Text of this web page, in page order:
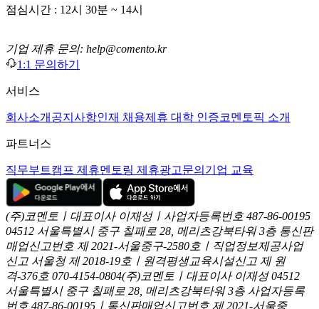
점심시간 : 12시 30분 ~ 14시
기업 제휴 문의: help@comento.kr
1:1 문의하기
서비스
회사소개 공지사항인재 채용제휴 대학 인증코멘토픽 소개
파트너스
직무부트캠프 제휴멘토링 제휴광고문의 기업 교육
(주)코멘토ㅣ대표이사 이재성ㅣ사업자등록번호 487-86-00195
04512 서울특별시 중구 칠패로 28, 메리츠강북타워 3층 통신판
매업신고번호 제 2021-서울중구-2580호ㅣ직업정보제공사업
신고 서울청 제 2018-19호ㅣ원격평생교육시설신고 제 원
격-376호 070-4154-0804(주)코멘토ㅣ대표이사 이재성 04512
서울특별시 중구 칠패로 28, 메리츠강북타워 3층 사업자등록
번호 487-86-00195ㅣ통신판매업신고번호 제 2021-서울중